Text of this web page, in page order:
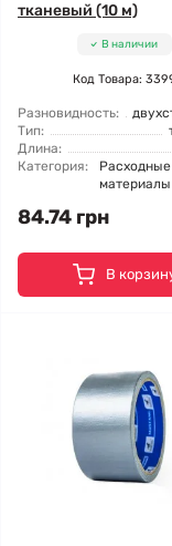
тканевый (10 м)
В наличии
Код Товара:
Разновидность:
Тип:
Длина:
Категория:
Расходные
материалы
84.74 грн
В